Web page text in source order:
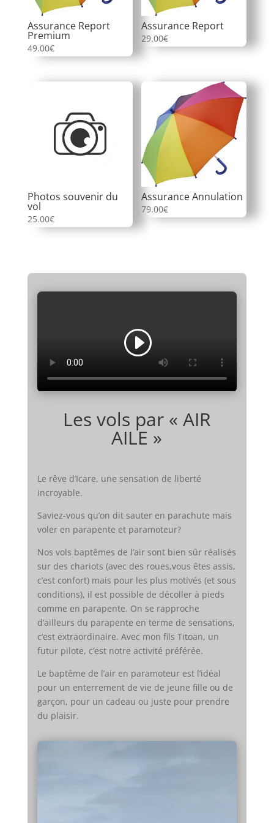
Assurance Report
Premium
49.00€
Assurance Report
29.00€
Photos souvenir du
vol
25.00€
Assurance Annulation
79.00€
Les vols par « AIR
AILE »
Le rêve d’Icare, une sensation de liberté
incroyable.
Saviez-vous qu’on dit sauter en parachute mais
voler en parapente et paramoteur?
Nos vols baptêmes de l’air sont bien sûr réalisés
sur des chariots (avec des roues,vous êtes assis,
c’est confort) mais pour les plus motivés (et sous
conditions), il est possible de décoller à pieds
comme en parapente. On se rapproche
d’ailleurs du parapente en terme de sensations,
c’est extraordinaire. Avec mon fils Titoan, un
futur pilote, c’est notre activité préférée.
Le baptême de l’air en paramoteur est l’idéal
pour un enterrement de vie de jeune fille ou de
garçon, pour un cadeau ou juste pour prendre
du plaisir.